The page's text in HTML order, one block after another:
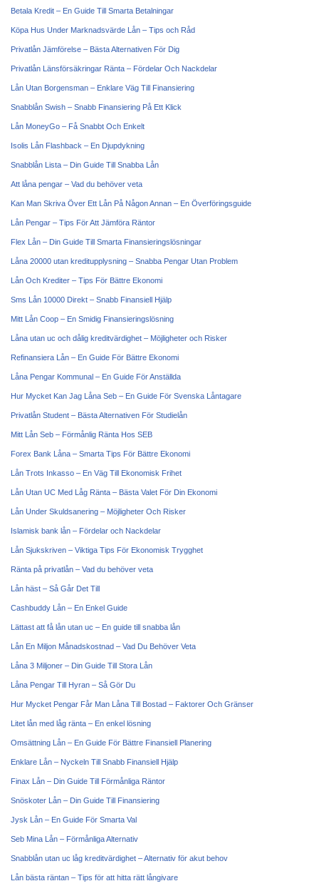
Betala Kredit – En Guide Till Smarta Betalningar
Köpa Hus Under Marknadsvärde Lån – Tips och Råd
Privatlån Jämförelse – Bästa Alternativen För Dig
Privatlån Länsförsäkringar Ränta – Fördelar Och Nackdelar
Lån Utan Borgensman – Enklare Väg Till Finansiering
Snabblån Swish – Snabb Finansiering På Ett Klick
Lån MoneyGo – Få Snabbt Och Enkelt
Isolis Lån Flashback – En Djupdykning
Snabblån Lista – Din Guide Till Snabba Lån
Att låna pengar – Vad du behöver veta
Kan Man Skriva Över Ett Lån På Någon Annan – En Överföringsguide
Lån Pengar – Tips För Att Jämföra Räntor
Flex Lån – Din Guide Till Smarta Finansieringslösningar
Låna 20000 utan kreditupplysning – Snabba Pengar Utan Problem
Lån Och Krediter – Tips För Bättre Ekonomi
Sms Lån 10000 Direkt – Snabb Finansiell Hjälp
Mitt Lån Coop – En Smidig Finansieringslösning
Låna utan uc och dålig kreditvärdighet – Möjligheter och Risker
Refinansiera Lån – En Guide För Bättre Ekonomi
Låna Pengar Kommunal – En Guide För Anställda
Hur Mycket Kan Jag Låna Seb – En Guide För Svenska Låntagare
Privatlån Student – Bästa Alternativen För Studielån
Mitt Lån Seb – Förmånlig Ränta Hos SEB
Forex Bank Låna – Smarta Tips För Bättre Ekonomi
Lån Trots Inkasso – En Väg Till Ekonomisk Frihet
Lån Utan UC Med Låg Ränta – Bästa Valet För Din Ekonomi
Lån Under Skuldsanering – Möjligheter Och Risker
Islamisk bank lån – Fördelar och Nackdelar
Lån Sjukskriven – Viktiga Tips För Ekonomisk Trygghet
Ränta på privatlån – Vad du behöver veta
Lån häst – Så Går Det Till
Cashbuddy Lån – En Enkel Guide
Lättast att få lån utan uc – En guide till snabba lån
Lån En Miljon Månadskostnad – Vad Du Behöver Veta
Låna 3 Miljoner – Din Guide Till Stora Lån
Låna Pengar Till Hyran – Så Gör Du
Hur Mycket Pengar Får Man Låna Till Bostad – Faktorer Och Gränser
Litet lån med låg ränta – En enkel lösning
Omsättning Lån – En Guide För Bättre Finansiell Planering
Enklare Lån – Nyckeln Till Snabb Finansiell Hjälp
Finax Lån – Din Guide Till Förmånliga Räntor
Snöskoter Lån – Din Guide Till Finansiering
Jysk Lån – En Guide För Smarta Val
Seb Mina Lån – Förmånliga Alternativ
Snabblån utan uc låg kreditvärdighet – Alternativ för akut behov
Lån bästa räntan – Tips för att hitta rätt långivare